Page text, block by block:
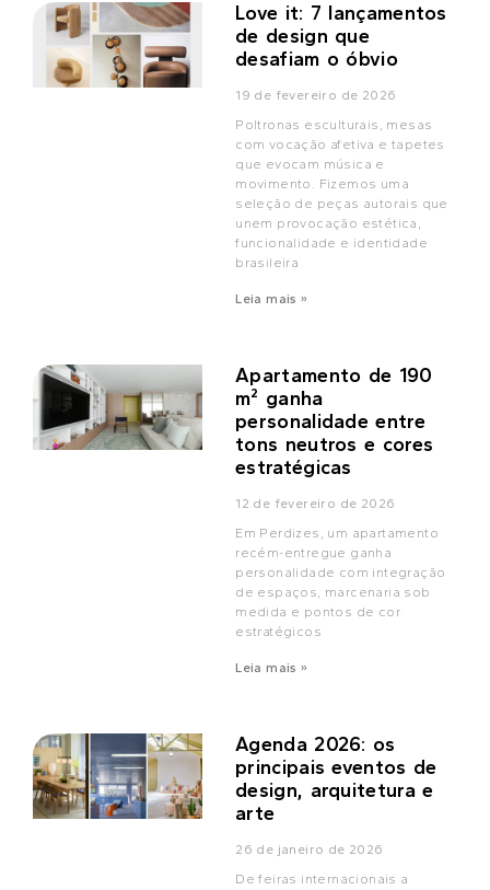
Love it: 7 lançamentos
de design que
desafiam o óbvio
19 de fevereiro de 2026
Poltronas esculturais, mesas
com vocação afetiva e tapetes
que evocam música e
movimento. Fizemos uma
seleção de peças autorais que
unem provocação estética,
funcionalidade e identidade
brasileira
Leia mais »
Apartamento de 190
m² ganha
personalidade entre
tons neutros e cores
estratégicas
12 de fevereiro de 2026
Em Perdizes, um apartamento
recém-entregue ganha
personalidade com integração
de espaços, marcenaria sob
medida e pontos de cor
estratégicos
Leia mais »
Agenda 2026: os
principais eventos de
design, arquitetura e
arte
26 de janeiro de 2026
De feiras internacionais a